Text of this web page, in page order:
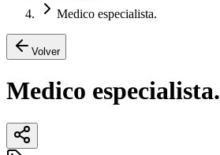
Medico especialista.
Volver
Medico especialista.